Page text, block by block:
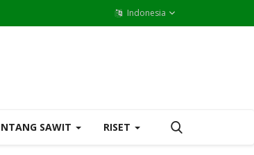
Indonesia
SAWIT RISET